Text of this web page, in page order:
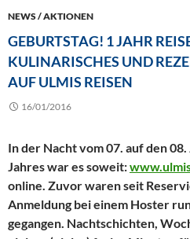
NEWS / AKTIONEN
GEBURTSTAG! 1 JAHR
KULINARISCHES UND
AUF ULMIS REISEN
16/01/2016
In der Nacht vom 07. auf den
Jahres war es soweit:
online. Zuvor waren seit
Anmeldung bei einem Hoster
gegangen. Nachtschichten,